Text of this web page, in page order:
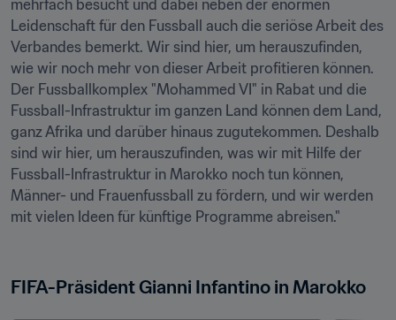
mehrfach besucht und dabei neben der enormen
Leidenschaft für den Fussball auch die seriöse Arbeit des
Verbandes bemerkt. Wir sind hier, um herauszufinden,
wie wir noch mehr von dieser Arbeit profitieren können.
Der Fussballkomplex "Mohammed VI" in Rabat und die
Fussball-Infrastruktur im ganzen Land können dem Land,
ganz Afrika und darüber hinaus zugutekommen. Deshalb
sind wir hier, um herauszufinden, was wir mit Hilfe der
Fussball-Infrastruktur in Marokko noch tun können,
Männer- und Frauenfussball zu fördern, und wir werden
mit vielen Ideen für künftige Programme abreisen."
FIFA-Präsident Gianni Infantino in Marokko